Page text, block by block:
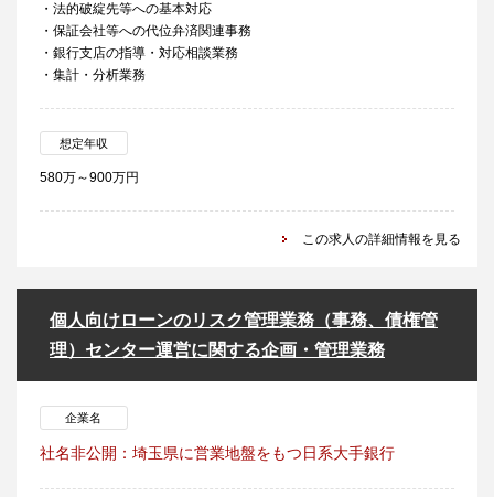
・法的破綻先等への基本対応
・保証会社等への代位弁済関連事務
・銀行支店の指導・対応相談業務
・集計・分析業務
想定年収
580万～900万円
この求人の詳細情報を見る
個人向けローンのリスク管理業務（事務、債権管
理）センター運営に関する企画・管理業務
企業名
社名非公開：埼玉県に営業地盤をもつ日系大手銀行